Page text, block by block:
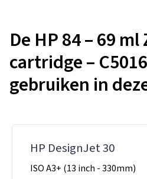
De HP 84 – 69
cartridge –
gebruiken in
HP DesignJet 30
ISO A3+ (13 inch - 330mm)